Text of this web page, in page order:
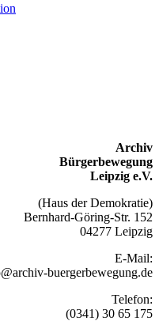
Archiv
Bürgerbewegung
Leipzig e.V.
(Haus der Demokratie)
Bernhard-Göring-Str. 152
04277 Leipzig
E-Mail:
buergerbewegung.de
Telefon:
(0341) 30 65 175